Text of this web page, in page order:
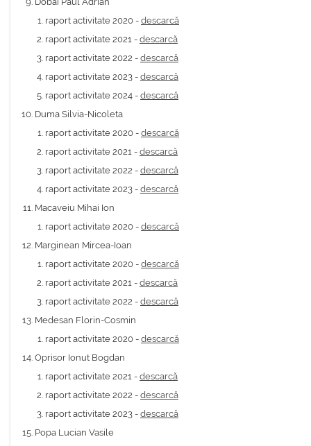
raport activitate 2020 - descarcă
raport activitate 2021 - descarcă
raport activitate 2022 - descarcă
raport activitate 2023 - descarcă
raport activitate 2024 - descarcă
Duma Silvia-Nicoleta
raport activitate 2020 - descarcă
raport activitate 2021 - descarcă
raport activitate 2022 - descarcă
raport activitate 2023 - descarcă
Macaveiu Mihai Ion
raport activitate 2020 - descarcă
Marginean Mircea-Ioan
raport activitate 2020 - descarcă
raport activitate 2021 - descarcă
raport activitate 2022 - descarcă
Medesan Florin-Cosmin
raport activitate 2020 - descarcă
Oprisor Ionut Bogdan
raport activitate 2021 - descarcă
raport activitate 2022 - descarcă
raport activitate 2023 - descarcă
Popa Lucian Vasile